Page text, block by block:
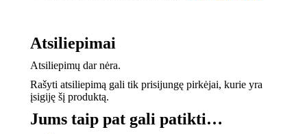
Atsiliepimai
Atsiliepimų dar nėra.
Rašyti atsiliepimą gali tik prisijungę pirkėjai, kurie yra
įsigiję šį produktą.
Jums taip pat gali patikti…